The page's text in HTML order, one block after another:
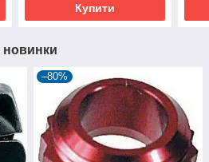
Купити
новинки
–80%